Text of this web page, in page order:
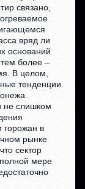
связано,
вряд ли
оснований
тем более –
В целом,
тенденции
не слишком
горожан в
рынке
сектор
мере